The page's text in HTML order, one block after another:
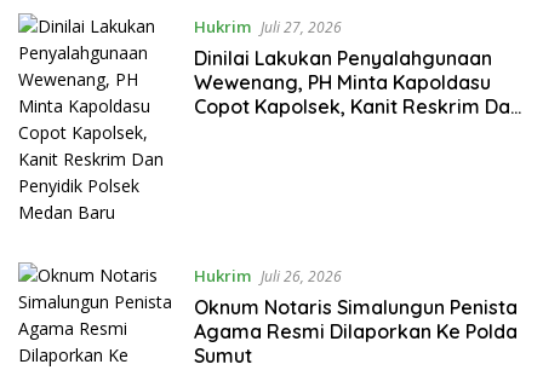
Hukrim Juli 27, 2026
Dinilai Lakukan Penyalahgunaan
Wewenang, PH Minta Kapoldasu
Copot Kapolsek, Kanit Reskrim Dan
Hukrim Juli 26, 2026
Oknum Notaris Simalungun Penista
Agama Resmi Dilaporkan Ke Polda
Sumut